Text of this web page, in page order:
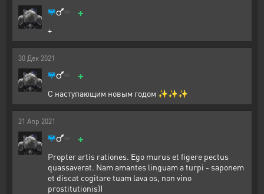
+
+
30 Дек 2021
+
С наступающим новым годом ✨✨✨
21 Апр 2021
+
Propter artis rationes. Ego murus et figere pectus
quassaverat. Nam amantes linguam a turpi - saponem
et discat cogitare tuam lava os, non vino
prostitutionis))